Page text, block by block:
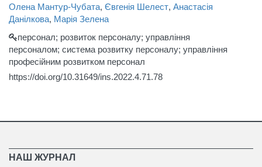
Олена Мантур-Чубата, Євгенія Шелест, Анастасія
Данілкова, Марія Зелена
персонал; розвиток персоналу; управління
персоналом; система розвитку персоналу; управління
професійним розвитком персонал
https://doi.org/10.31649/ins.2022.4.71.78
НАШ ЖУРНАЛ